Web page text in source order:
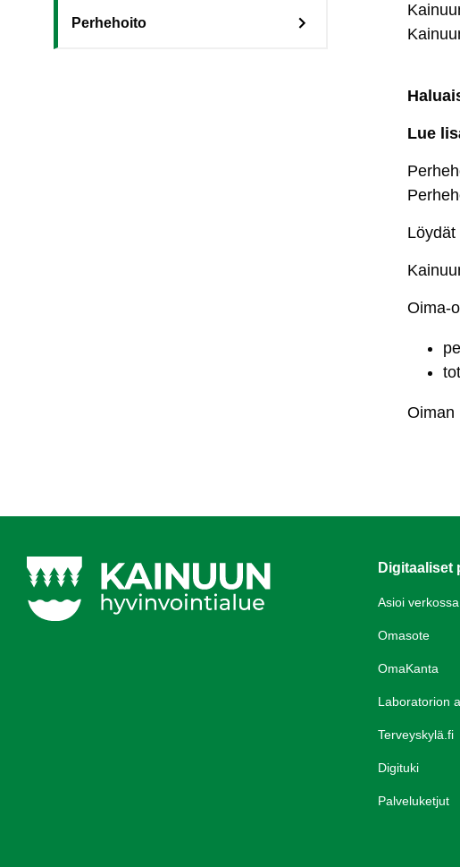
Perhehoito
Lue
Oi­ma-
Oi­man
Digitaaliset
Asioi verkossa
Omasote
OmaKanta
Laboratorion
Terveyskylä.fi
Digituki
Palveluketjut